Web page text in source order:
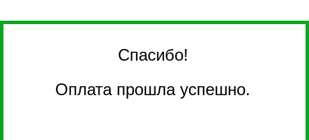
Спасибо!
Оплата прошла успешно.